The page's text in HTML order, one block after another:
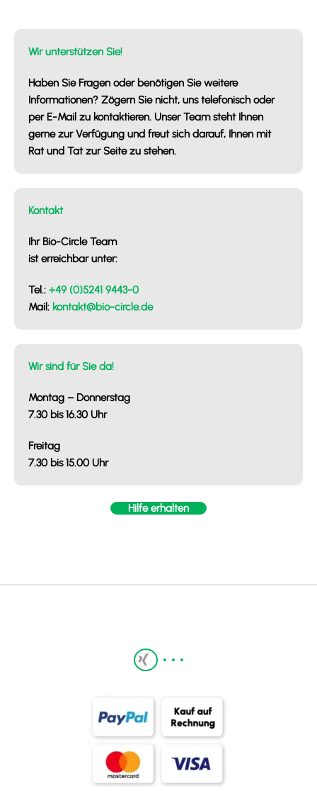
Wir unterstützen Sie!
Haben Sie Fragen oder benötigen Sie weitere
Informationen? Zögern Sie nicht, uns telefonisch oder
per E-Mail zu kontaktieren. Unser Team steht Ihnen
gerne zur Verfügung und freut sich darauf, Ihnen mit
Rat und Tat zur Seite zu stehen.
Kontakt
Ihr Bio-Circle Team
ist erreichbar unter:
Tel.: +49 (0)5241 9443-0
Mail: kontakt@bio-circle.de
Wir sind für Sie da!
Montag – Donnerstag
7.30 bis 16.30 Uhr
Freitag
7.30 bis 15.00 Uhr
Hilfe erhalten